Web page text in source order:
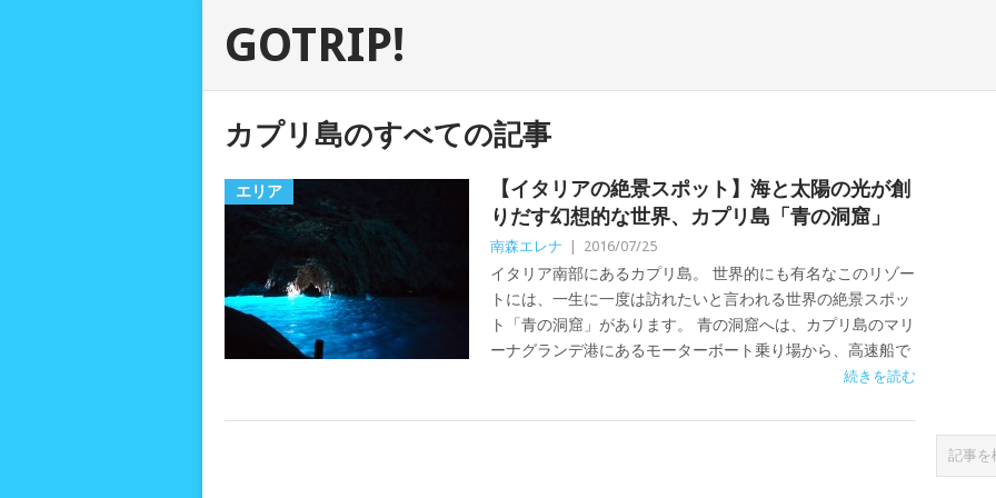
GOTRIP!
カプリ島のすべての記事
エリア
【イタリアの絶景スポット】海と太陽の光が創
りだす幻想的な世界、カプリ島「青の洞窟」
南森エレナ 2016/07/25
イタリア南部にあるカプリ島。 世界的にも有名なこのリゾー
トには、一生に一度は訪れたいと言われる世界の絶景スポッ
ト「青の洞窟」があります。 青の洞窟へは、カプリ島のマリ
ーナグランデ港にあるモーターボート乗り場から、高速船で
続きを読む